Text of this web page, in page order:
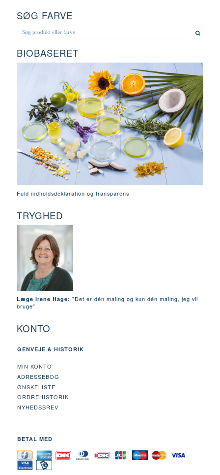
SØG FARVE
BIOBASERET
Fuld indholdsdeklaration og transparens
TRYGHED
Læge Irene Hage: "Det er dén maling og kun dén maling, jeg vil
bruge".
KONTO
GENVEJE & HISTORIK
MIN KONTO
ADRESSEBOG
ØNSKELISTE
ORDREHISTORIK
NYHEDSBREV
BETAL MED